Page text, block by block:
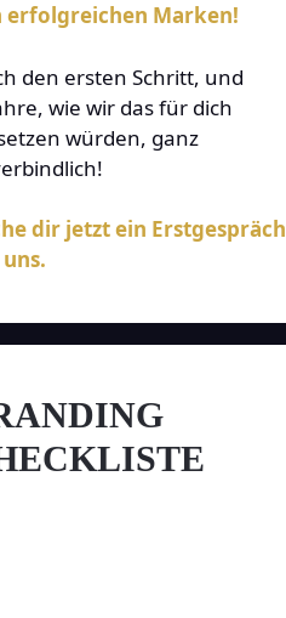
erfolgreichen Marken!
den ersten Schritt, und
wie wir das für dich
würden, ganz
dir jetzt ein Erstgespräch